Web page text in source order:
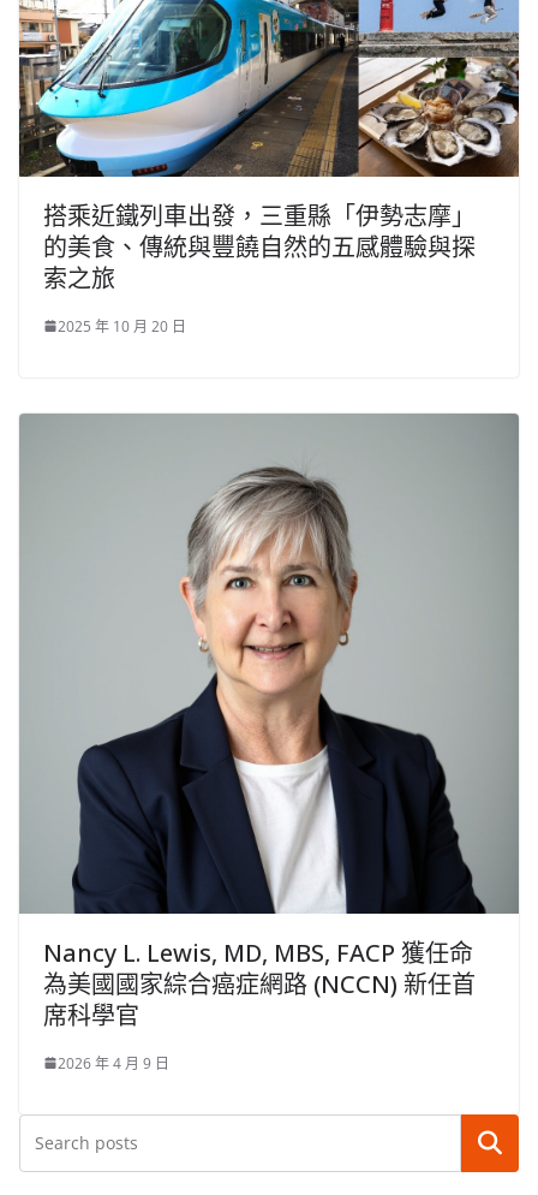
搭乘近鐵列車出發，三重縣「伊勢志摩」
的美食、傳統與豐饒自然的五感體驗與探
索之旅
2025 年 10 月 20 日
Nancy L. Lewis, MD, MBS, FACP 獲任命
為美國國家綜合癌症網路 (NCCN) 新任首
席科學官
2026 年 4 月 9 日
搜尋